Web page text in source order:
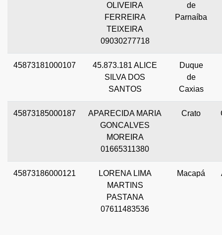
OLIVEIRA
FERREIRA
TEIXEIRA
09030277718
de
Parnaíba
45873181000107
45.873.181 ALICE
SILVA DOS
SANTOS
Duque
de
Caxias
45873185000187
APARECIDA MARIA
GONCALVES
MOREIRA
01665311380
Crato
45873186000121
LORENA LIMA
MARTINS
PASTANA
07611483536
Macapá